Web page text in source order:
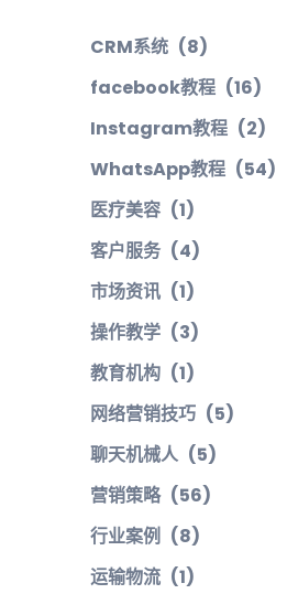
CRM系统 (8)
facebook教程 (16)
Instagram教程 (2)
WhatsApp教程 (54)
医疗美容 (1)
客户服务 (4)
市场资讯 (1)
操作教学 (3)
教育机构 (1)
网络营销技巧 (5)
聊天机械人 (5)
营销策略 (56)
行业案例 (8)
运输物流 (1)